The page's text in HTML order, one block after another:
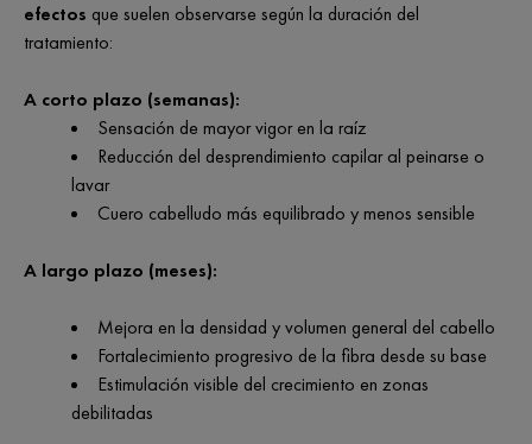
efectos que suelen observarse según la duración del
tratamiento:
A corto plazo (semanas):
Sensación de mayor vigor en la raíz
Reducción del desprendimiento capilar al peinarse o
lavar
Cuero cabelludo más equilibrado y menos sensible
A largo plazo (meses):
Mejora en la densidad y volumen general del cabello
Fortalecimiento progresivo de la fibra desde su base
Estimulación visible del crecimiento en zonas
debilitadas